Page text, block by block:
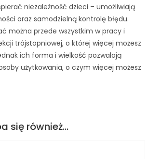
niezależność dzieci – umożliwiają
oraz samodzielną kontrolę błędu.
można przede wszystkim w pracy i
trójstopniowej, o której więcej możesz
ich forma i wielkość pozwalają
użytkowania, o czym więcej możesz
się również…